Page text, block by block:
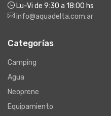
Lu-Vi de 9:30 a 18:00 hs
info@aquadelta.com.ar
Categorías
Camping
Agua
Neoprene
Equipamiento